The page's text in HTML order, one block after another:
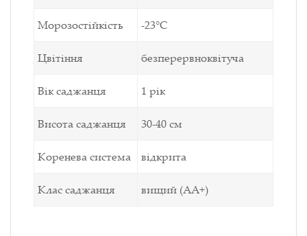
Морозостійкість -23°С
Цвітіння безперервноквітуча
Вік саджанця 1 рік
Висота саджанця 30-40 см
Коренева система відкрита
Клас саджанця вищий (АА+)